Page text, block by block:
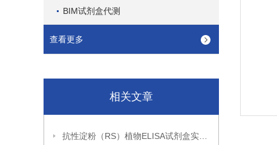
BIM试剂盒代测
查看更多
相关文章